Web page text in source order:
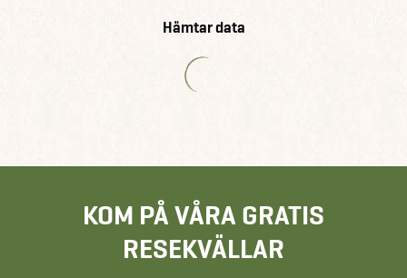
Hämtar data
KOM PÅ VÅRA GRATIS
RESEKVÄLLAR